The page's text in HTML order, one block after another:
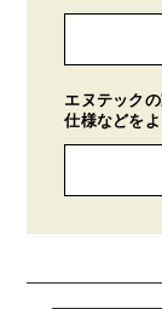
エヌテック
仕様などを